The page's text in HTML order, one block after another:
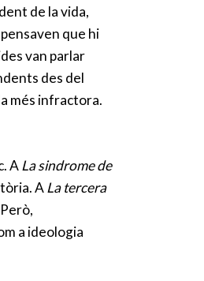
de la vida,
que hi
van parlar
des del
més infractora.
ALa sindrome de
ALa tercera
a ideologia